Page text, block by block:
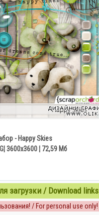
- Happy Skies
3600x3600 ¦ 72,59 Мб
загрузки / Download links
/ For personal use only!